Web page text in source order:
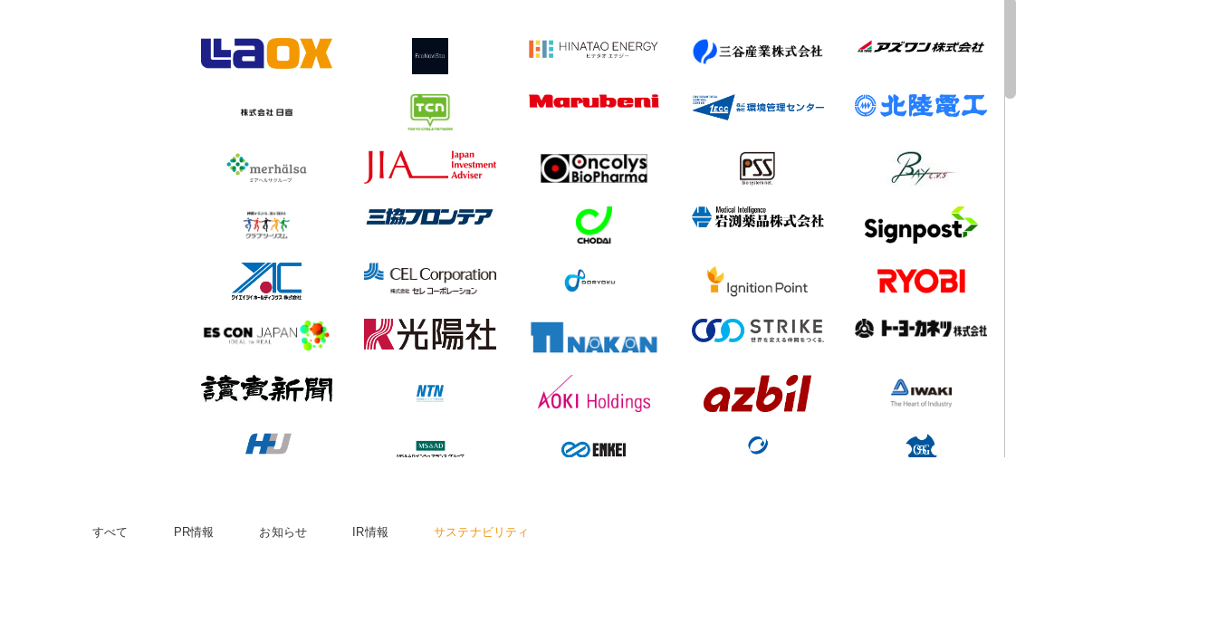
すべて PR情報 お知らせ IR情報 サステナビリティ